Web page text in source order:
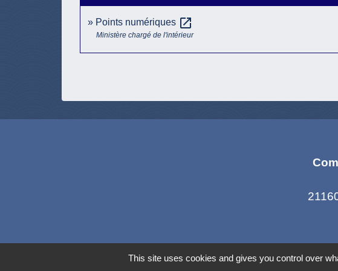
Points numériques open_in_new
Ministère chargé de l'intérieur
This site uses cookies and gives you control over